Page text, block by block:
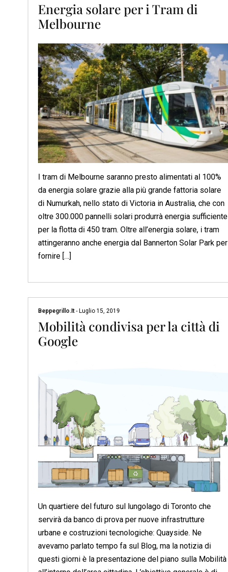
Energia solare per i Tram di
Melbourne
I tram di Melbourne saranno presto alimentati al 100%
da energia solare grazie alla più grande fattoria solare
di Numurkah, nello stato di Victoria in Australia, che con
oltre 300.000 pannelli solari produrrà energia sufficiente
per la flotta di 450 tram. Oltre all’energia solare, i tram
attingeranno anche energia dal Bannerton Solar Park per
fornire […]
Beppegrillo.it - Luglio 15, 2019
Mobilità condivisa per la città di
Google
Un quartiere del futuro sul lungolago di Toronto che
servirà da banco di prova per nuove infrastrutture
urbane e costruzioni tecnologiche: Quayside. Ne
avevamo parlato tempo fa sul Blog, ma la notizia di
questi giorni è la presentazione del piano sulla Mobilità